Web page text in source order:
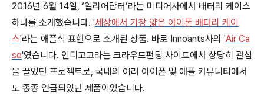
2016년 6월 14일, ‘얼리어답터’라는 미디어사에서 배터리 케이스
하나를 소개했습니다. '세상에서 가장 얇은 아이폰 배터리 케이
스'라는 애플식 표현으로 소개된 상품. 바로 Innoants사의 'Air Ca
se'였습니다. 인디고고라는 크라우드펀딩 사이트에서 상당히 관심
을 끌었던 프로젝트로, 국내의 여러 아이폰 및 애플 커뮤니티에서
도 종종 언급되었던 제품이었습니다.